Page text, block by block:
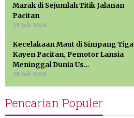
Marak di Sejumlah Titik Jalanan
Pacitan
29 Juli 2026
Kecelakaan Maut di Simpang Tiga
Kayen Pacitan, Pemotor Lansia
Meninggal Dunia Us…
28 Juli 2026
Pencarian Populer